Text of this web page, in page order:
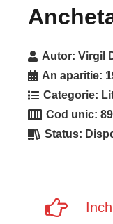
Autor:Virgil
An aparitie:
Categorie:
Cod unic:
Status: